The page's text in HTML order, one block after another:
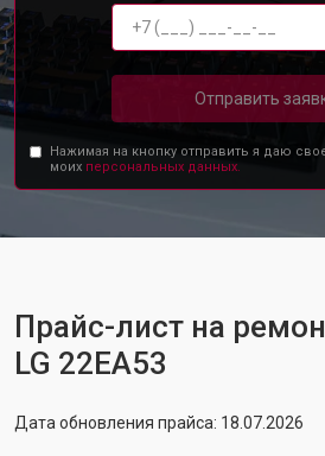
Отправить
Нажимая на кнопку отправить я даю
моих персональных данных.
Прайс-лист на
LG 22EA53
Дата обновления прайса: 18.07.2026